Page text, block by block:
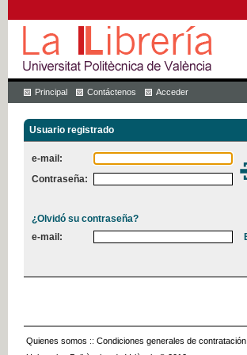
Principal Contáctenos Acceder
Usuario registrado
e-mail:
Contraseña:
¿Olvidó su contraseña?
e-mail:
Quienes somos :: Condiciones generales de contratación